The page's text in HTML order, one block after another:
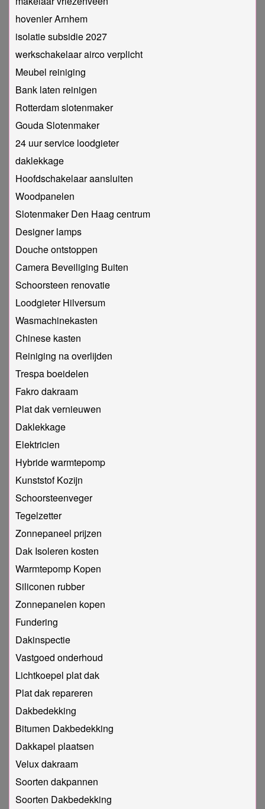
hovenier Arnhem
isolatie subsidie 2027
werkschakelaar airco verplicht
Meubel reiniging
Bank laten reinigen
Rotterdam slotenmaker
Gouda Slotenmaker
24 uur service loodgieter
daklekkage
Hoofdschakelaar aansluiten
Woodpanelen
Slotenmaker Den Haag centrum
Designer lamps
Douche ontstoppen
Camera Beveiliging Buiten
Schoorsteen renovatie
Loodgieter Hilversum
Wasmachinekasten
Chinese kasten
Reiniging na overlijden
Trespa boeidelen
Fakro dakraam
Plat dak vernieuwen
Daklekkage
Elektricien
Hybride warmtepomp
Kunststof Kozijn
Schoorsteenveger
Tegelzetter
Zonnepaneel prijzen
Dak Isoleren kosten
Warmtepomp Kopen
Siliconen rubber
Zonnepanelen kopen
Fundering
Dakinspectie
Vastgoed onderhoud
Lichtkoepel plat dak
Plat dak repareren
Dakbedekking
Bitumen Dakbedekking
Dakkapel plaatsen
Velux dakraam
Soorten dakpannen
Soorten Dakbedekking